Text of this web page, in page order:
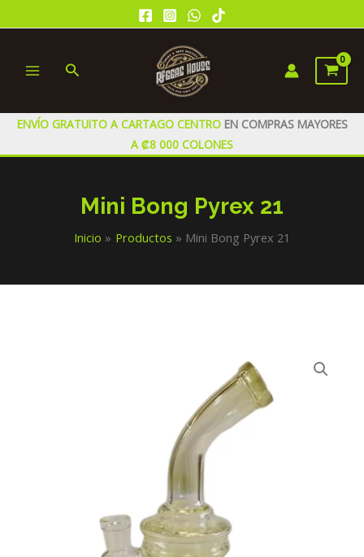
al
MENU
Buscar
ENVÍO GRATUITO A CARTAGO CENTRO EN COMPRAS MAYORES
A ₡8 000 COLONES
Mini Bong Pyrex 21
Inicio Productos Mini Bong Pyrex 21